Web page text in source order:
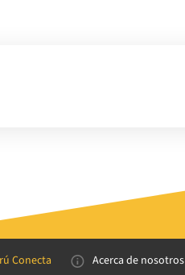
Conecta Acerca de nosotros